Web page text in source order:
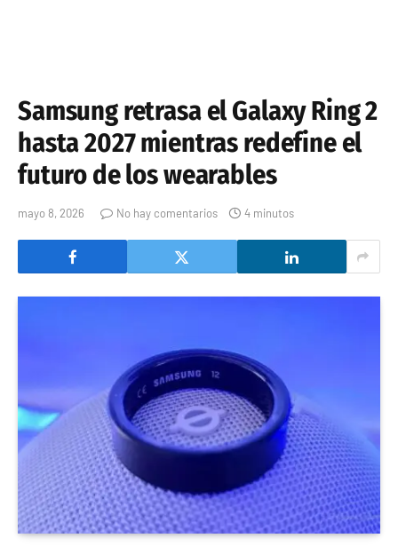
Samsung retrasa el Galaxy Ring 2
hasta 2027 mientras redefine el
futuro de los wearables
mayo 8, 2026 No hay comentarios 4 minutos